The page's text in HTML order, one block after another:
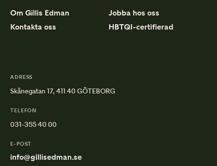
Om Gillis Edman
Jobba hos oss
Kontakta oss
HBTQI-certifierad
ADRESS
Skånegatan 17, 411 40 GÖTEBORG
TELEFON
031-355 40 00
E-POST
info@gillisedman.se